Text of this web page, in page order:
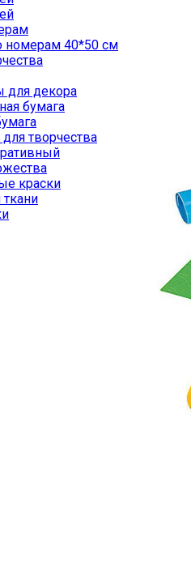
номерам 40*50 см
для декора
бумага
творчества
краски
ткани